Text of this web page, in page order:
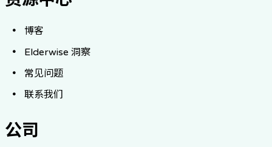
博客
Elderwise 洞察
常见问题
联系我们
公司